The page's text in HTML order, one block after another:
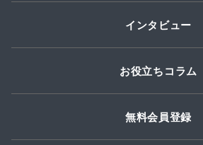
インタビュー
お役立ちコラム
無料会員登録